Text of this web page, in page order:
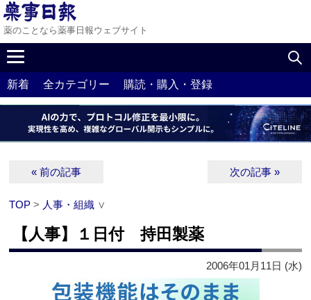
薬のことなら薬事日報ウェブサイト
新着 全カテゴリー 購読・購入・登録
« 前の記事 次の記事 »
TOP > 人事・組織 ∨
【人事】１日付 持田製薬
2006年01月11日 (水)